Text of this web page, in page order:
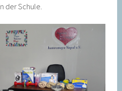
der Schule.